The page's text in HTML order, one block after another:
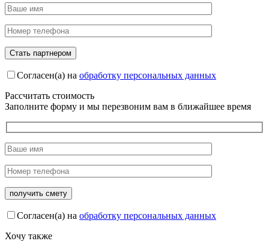
Согласен(а) на обработку персональных данных
Рассчитать стоимость
Заполните форму и мы перезвоним вам в ближайшее время
Согласен(а) на обработку персональных данных
Хочу также